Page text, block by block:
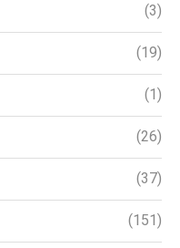
(3)
(19)
(1)
(26)
(37)
(151)